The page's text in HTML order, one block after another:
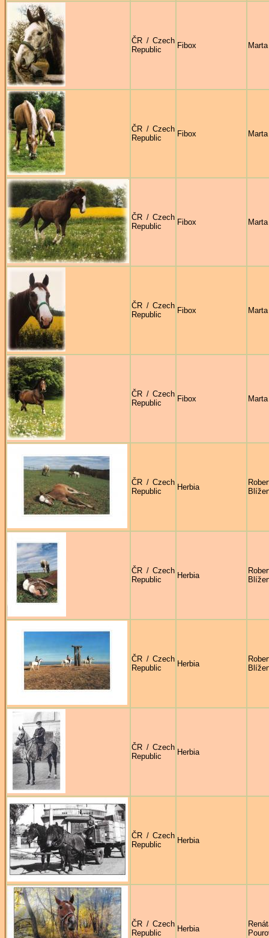
ČR / Czech
Republic
Fibox
ČR / Czech
Republic
Fibox
ČR / Czech
Republic
Fibox
ČR / Czech
Republic
Fibox
ČR / Czech
Republic
Fibox
ČR / Czech
Republic
Herbia
ČR / Czech
Republic
Herbia
ČR / Czech
Republic
Herbia
ČR / Czech
Republic
Herbia
ČR / Czech
Republic
Herbia
ČR / Czech
Republic
Herbia